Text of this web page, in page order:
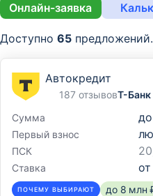
Онлайн-заявка
Доступно 65 предложений.
Автокредит
187 отзывовТ-Банк
Сумма
до
Первый взнос
ПСК
Ставка от
ПОЧЕМУ ВЫБИРАЮТ до 8 млн